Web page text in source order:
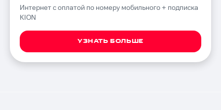
Интернет с оплатой по номеру мобильного + подписка
KION
УЗНАТЬ БОЛЬШЕ